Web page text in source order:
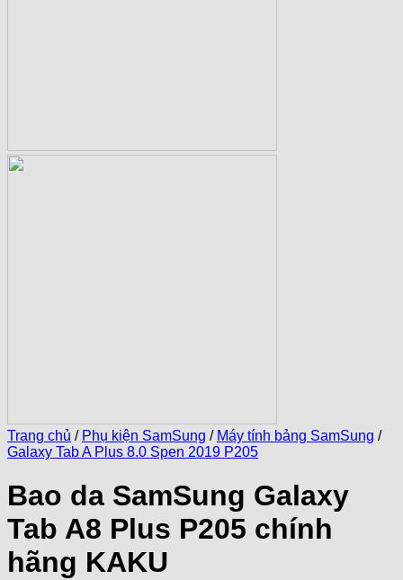
Trang chủ / Phụ kiện SamSung / Máy tính bảng SamSung /
Galaxy Tab A Plus 8.0 Spen 2019 P205
Bao da SamSung Galaxy
Tab A8 Plus P205 chính
hãng KAKU